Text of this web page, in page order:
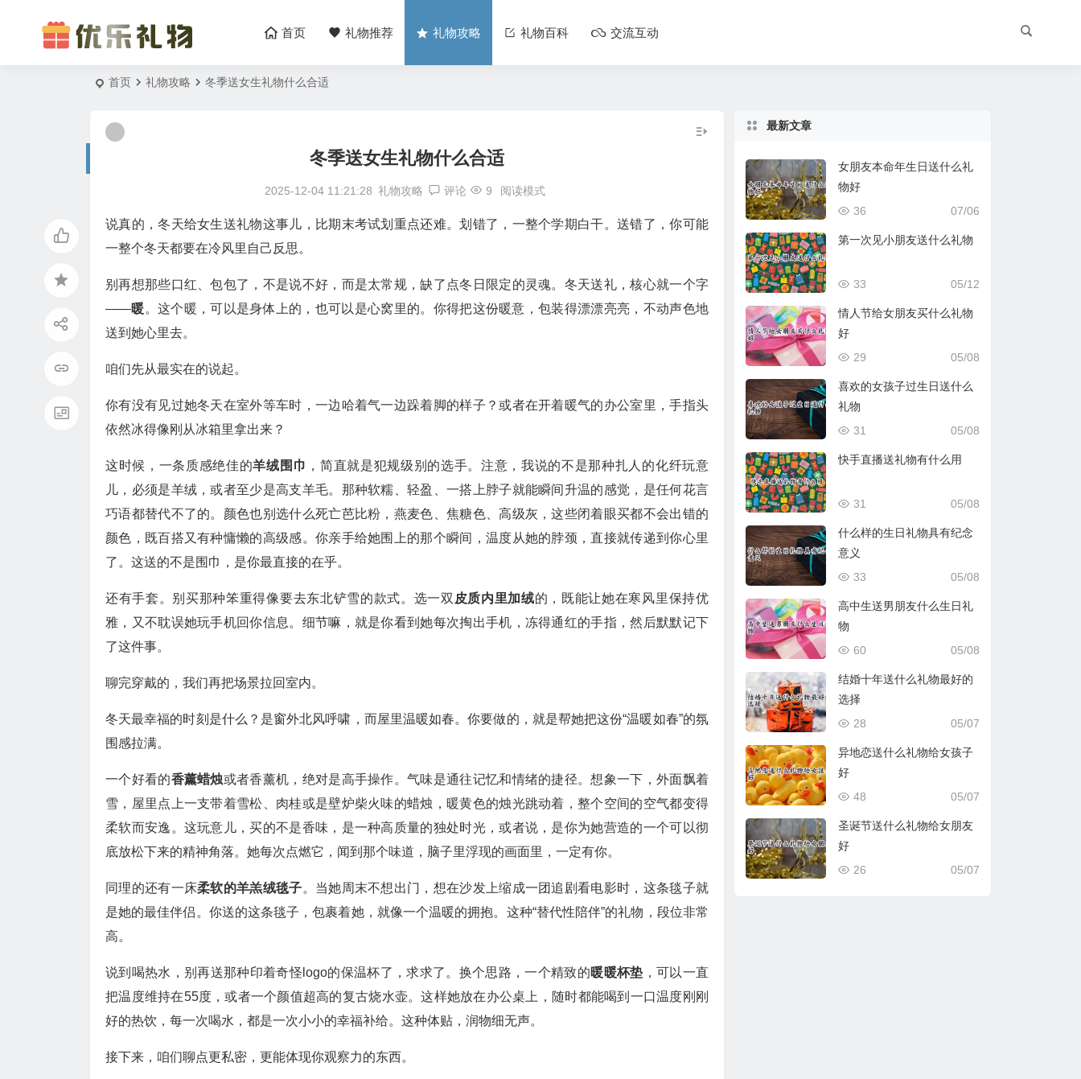
首页 礼物推荐 礼物攻略 礼物百科 交流互动
首页 礼物攻略 冬季送女生礼物什么合适
冬季送女生礼物什么合适
2025-12-04 11:21:28 礼物攻略 评论 9 阅读模式
说真的，冬天给女生送礼物这事儿，比期末考试划重点还难。划错了，一整个学期白干。送错了，你可能
一整个冬天都要在冷风里自己反思。
别再想那些口红、包包了，不是说不好，而是太常规，缺了点冬日限定的灵魂。冬天送礼，核心就一个字
——暖。这个暖，可以是身体上的，也可以是心窝里的。你得把这份暖意，包装得漂漂亮亮，不动声色地
送到她心里去。
咱们先从最实在的说起。
你有没有见过她冬天在室外等车时，一边哈着气一边跺着脚的样子？或者在开着暖气的办公室里，手指头
依然冰得像刚从冰箱里拿出来？
这时候，一条质感绝佳的羊绒围巾 ，简直就是犯规级别的选手。注意，我说的不是那种扎人的化纤玩意
儿，必须是羊绒，或者至少是高支羊毛。那种软糯、轻盈、一搭上脖子就能瞬间升温的感觉，是任何花言
巧语都替代不了的。颜色也别选什么死亡芭比粉，燕麦色、焦糖色、高级灰，这些闭着眼买都不会出错的
颜色，既百搭又有种慵懒的高级感。你亲手给她围上的那个瞬间，温度从她的脖颈，直接就传递到你心里
了。这送的不是围巾，是你最直接的在乎。
还有手套。别买那种笨重得像要去东北铲雪的款式。选一双 皮质内里加绒的，既能让她在寒风里保持优
雅，又不耽误她玩手机回你信息。细节嘛，就是你看到她每次掏出手机，冻得通红的手指，然后默默记下
了这件事。
聊完穿戴的，我们再把场景拉回室内。
冬天最幸福的时刻是什么？是窗外北风呼啸，而屋里温暖如春。你要做的，就是帮她把这份“温暖如春”的氛
围感拉满。
一个好看的香薰蜡烛或者香薰机，绝对是高手操作。气味是通往记忆和情绪的捷径。想象一下，外面飘着
雪，屋里点上一支带着雪松、肉桂或是壁炉柴火味的蜡烛，暖黄色的烛光跳动着，整个空间的空气都变得
柔软而安逸。这玩意儿，买的不是香味，是一种高质量的独处时光，或者说，是你为她营造的一个可以彻
底放松下来的精神角落。她每次点燃它，闻到那个味道，脑子里浮现的画面里，一定有你。
同理的还有一床柔软的羊羔绒毯子。当她周末不想出门，想在沙发上缩成一团追剧看电影时，这条毯子就
是她的最佳伴侣。你送的这条毯子，包裹着她，就像一个温暖的拥抱。这种“替代性陪伴”的礼物，段位非常
高。
说到喝热水，别再送那种印着奇怪logo的保温杯了，求求了。换个思路，一个精致的暖暖杯垫 ，可以一直
把温度维持在55度，或者一个颜值超高的复古烧水壶。这样她放在办公桌上，随时都能喝到一口温度刚刚
好的热饮，每一次喝水，都是一次小小的幸福补给。这种体贴，润物细无声。
接下来，咱们聊点更私密，更能体现你观察力的东西。
最新文章
女朋友本命年生日送什么礼
物好
07/06
36
第一次见小朋友送什么礼物
05/12
33
情人节给女朋友买什么礼物
好
05/08
29
喜欢的女孩子过生日送什么
礼物
05/08
31
快手直播送礼物有什么用
05/08
31
什么样的生日礼物具有纪念
意义
05/08
33
高中生送男朋友什么生日礼
物
05/08
60
结婚十年送什么礼物最好的
选择
05/07
28
异地恋送什么礼物给女孩子
好
05/07
48
圣诞节送什么礼物给女朋友
好
05/07
26